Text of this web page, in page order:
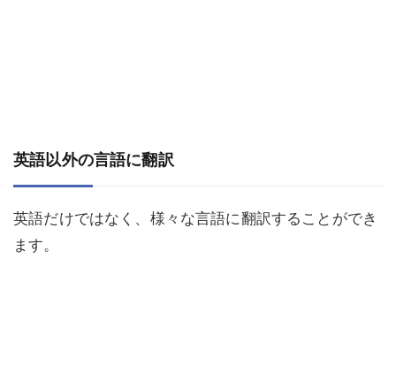
英語以外の言語に翻訳
英語だけではなく、様々な言語に翻訳することができ
ます。